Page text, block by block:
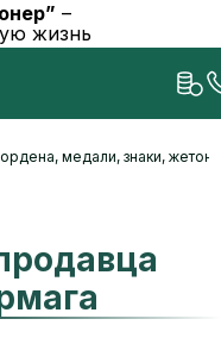
–
жизнь
медали, знаки,